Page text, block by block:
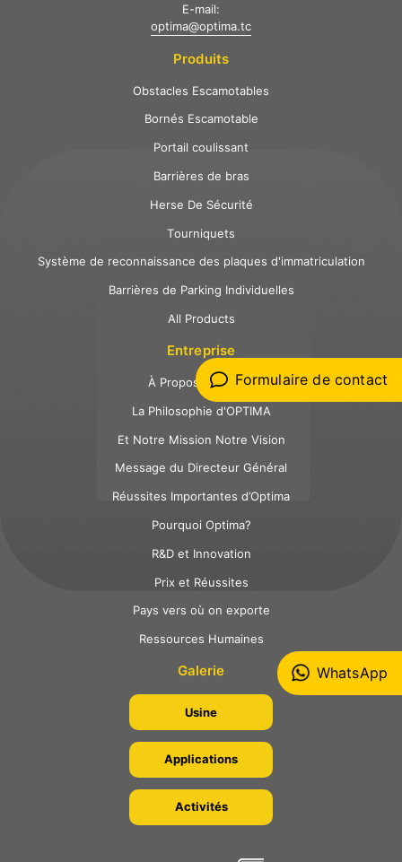
WhatsApp
Formulaire de contact
E-mail:
optima@optima.tc
Produits
Obstacles Escamotables
Bornés Escamotable
Portail coulissant
Barrières de bras
Herse De Sécurité
Tourniquets
Système de reconnaissance des plaques d'immatriculation
Barrières de Parking Individuelles
All Products
Entreprise
À Propos d´Optima
La Philosophie d'OPTIMA
Et Notre Mission Notre Vision
Message du Directeur Général
Réussites Importantes d’Optima
Pourquoi Optima?
R&D et Innovation
Prix et Réussites
Pays vers où on exporte
Ressources Humaines
Galerie
Usine
Applications
Activités